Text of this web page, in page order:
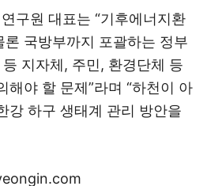
구원 대표는 “기후에너지환
론 국방부까지 포괄하는 정부
등 지자체, 주민, 환경단체 등
해야 할 문제”라며 “하천이 아
강 하구 생태계 관리 방안을